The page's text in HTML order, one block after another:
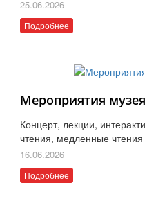
25.06.2026
Подробнее
Мероприятия
Концерт, лекции,
чтения, медленные чтения
16.06.2026
Подробнее